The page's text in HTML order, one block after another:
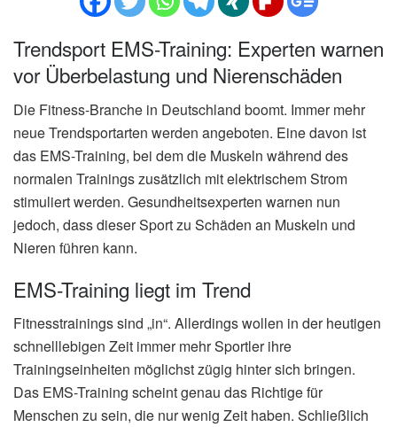
Trendsport EMS-Training: Experten warnen
vor Überbelastung und Nierenschäden
Die Fitness-Branche in Deutschland boomt. Immer mehr
neue Trendsportarten werden angeboten. Eine davon ist
das EMS-Training, bei dem die Muskeln während des
normalen Trainings zusätzlich mit elektrischem Strom
stimuliert werden. Gesundheitsexperten warnen nun
jedoch, dass dieser Sport zu Schäden an Muskeln und
Nieren führen kann.
EMS-Training liegt im Trend
Fitnesstrainings sind „in“. Allerdings wollen in der heutigen
schnelllebigen Zeit immer mehr Sportler ihre
Trainingseinheiten möglichst zügig hinter sich bringen.
Das EMS-Training scheint genau das Richtige für
Menschen zu sein, die nur wenig Zeit haben. Schließlich